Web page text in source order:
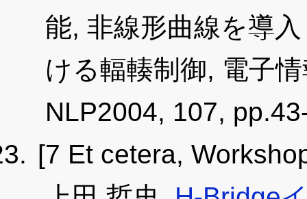
能, 非線形曲線を導
ける輻輳制御, 電子
NLP2004, 107,
[7 Et cetera,